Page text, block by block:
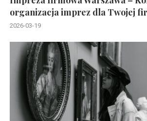
organizacja imprez dla Twojej
2026-03-19